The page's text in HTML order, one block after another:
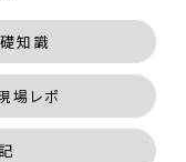
礎知識
場レポ